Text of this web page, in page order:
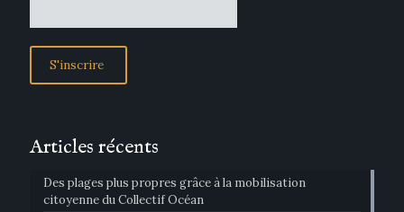
Articles récents
Des plages plus propres grâce à la mobilisation
citoyenne du Collectif Océan